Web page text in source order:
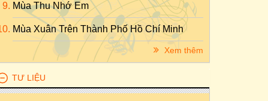
Mùa Thu Nhớ Em
Mùa Xuân Trên Thành Phố Hồ Chí Minh
Xem thêm
TƯ LIỆU